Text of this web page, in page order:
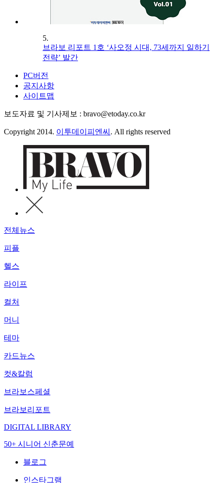
5.
브라보 리포트 1호 ‘사오정 시대, 73세까지 일하기
전략’ 발간
PC버전
공지사항
사이트맵
보도자료 및 기사제보 : bravo@etoday.co.kr
Copyright 2014. 이투데이피엔씨 . All rights reserved
전체뉴스
피플
헬스
라이프
컬처
머니
테마
카드뉴스
컷&칼럼
브라보스페셜
브라보리포트
DIGITAL LIBRARY
50+ 시니어 신춘문예
블로그
인스타그램